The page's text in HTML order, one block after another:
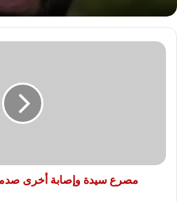
مصرع
مصرع سيدة وإصابة أخرى